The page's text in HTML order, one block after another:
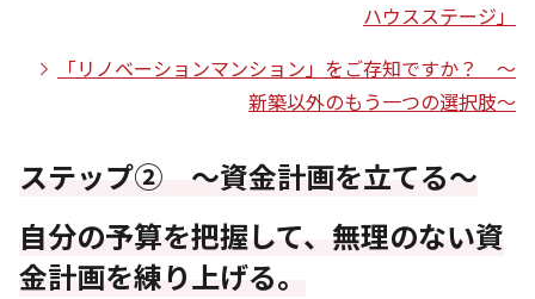
ハウスステージ」
「リノベーションマンション」をご存知ですか？ ～
新築以外のもう一つの選択肢～
ステップ② ～資金計画を立てる～
自分の予算を把握して、無理のない資
金計画を練り上げる。